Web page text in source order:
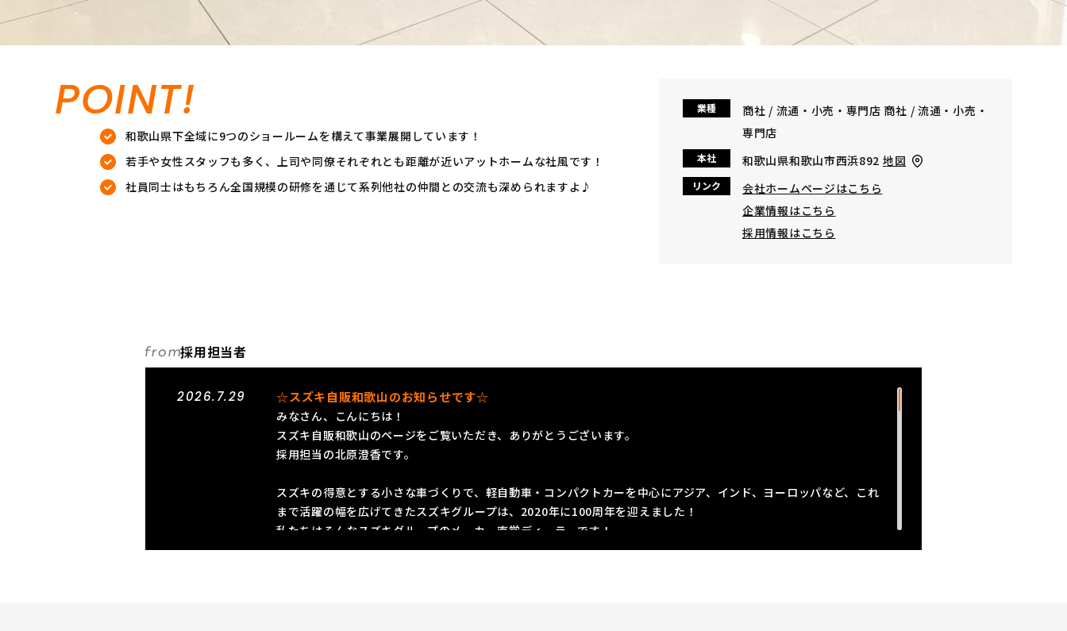
POINT!
和歌山県下全域に9つのショールームを構えて事業展開しています！
若手や女性スタッフも多く、上司や同僚それぞれとも距離が近いアットホームな社風です！
社員同士はもちろん全国規模の研修を通じて系列他社の仲間との交流も深められますよ♪
業種
商社 / 流通・小売・専門店 商社 / 流通・小売・
専門店
本社 和歌山県和歌山市西浜892 地図
リンク
会社ホームページはこちら
企業情報はこちら
採用情報はこちら
採用担当者
2026.7.29 ☆スズキ自販和歌山のお知らせです☆
みなさん、こんにちは！
スズキ自販和歌山のページをご覧いただき、ありがとうございます。
採用担当の北原澄香です。
スズキの得意とする小さな車づくりで、軽自動車・コンパクトカーを中心にアジア、インド、ヨーロッパなど、これ
まで活躍の幅を広げてきたスズキグループは、2020年に100周年を迎えました！
私たちはそんなスズキグループのメーカー直営ディーラーです！